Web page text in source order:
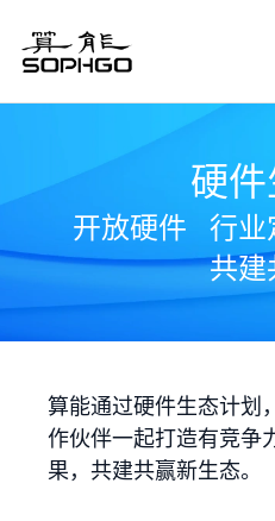
硬
开放硬件 行业
共
算能通过硬件生态计划
作伙伴一起打造有竞争
果，共建共赢新生态。